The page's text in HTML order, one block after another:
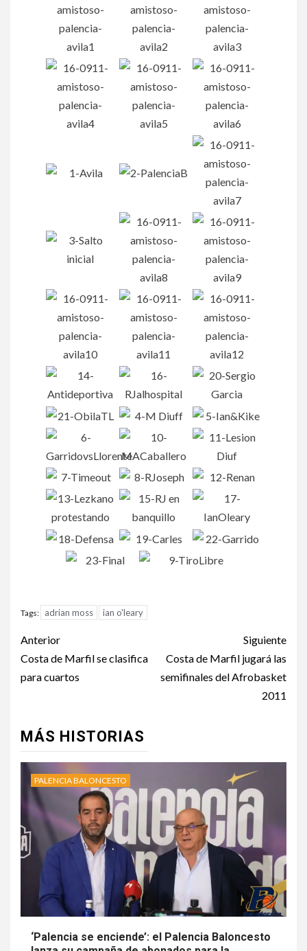
Tags: adrian moss ian o'leary
Anterior
Costa de Marfil se clasifica
para cuartos
Siguiente
Costa de Marfil jugará las
semifinales del Afrobasket
2011
MÁS HISTORIAS
PALENCIA BALONCESTO
‘Palencia se enciende’: el Palencia Baloncesto